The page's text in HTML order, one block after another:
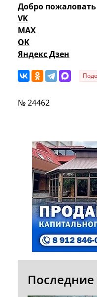
Добро
VK
MAX
OK
Яндекс Дзен
№ 24462
Последние